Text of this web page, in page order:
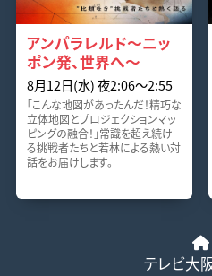
アンパラレルド～ニッ
ポン発、世界へ～
8月12日(水) 夜2:06〜2:55
「こんな地図があったんだ！精巧な
立体地図とプロジェクションマッ
ピングの融合！」常識を超え続け
る挑戦者たちと若林による熱い対
話をお届けします。
テレビ大